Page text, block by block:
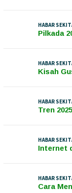
HABAR
Pilkada
HABAR
Kisah
HABAR
Tren
HABAR
Internet
HABAR
Cara